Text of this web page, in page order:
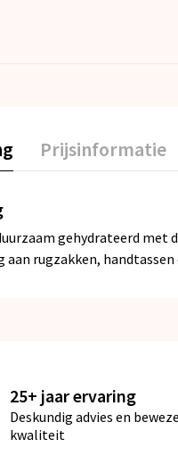
Prijsinformatie
gehydrateerd met
aan rugzakken,
25+ jaar ervaring
Deskundig advies en
kwaliteit